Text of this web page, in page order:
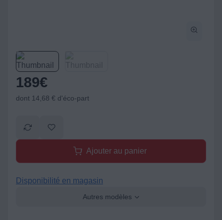
189€
dont 14,68 € d'éco-part
Ajouter au panier
Disponibilité en magasin
Autres modèles